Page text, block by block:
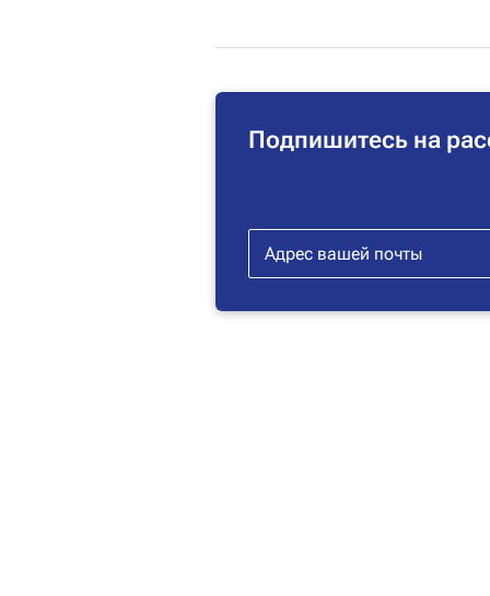
Подпишитесь на